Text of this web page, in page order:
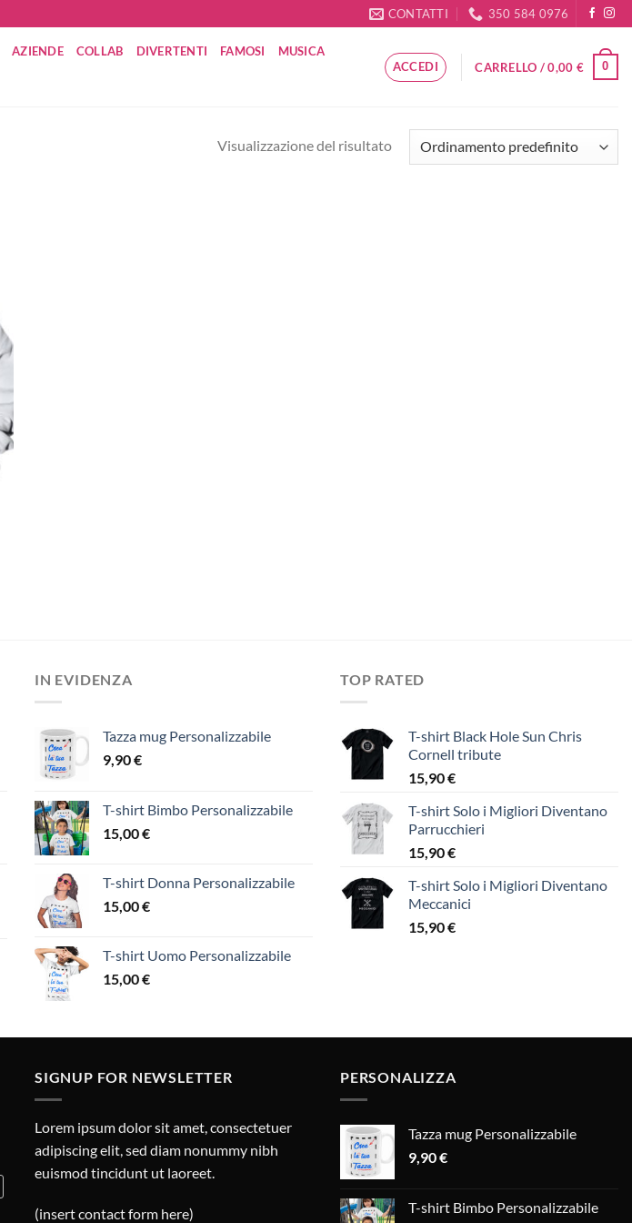
CONTATTI 350 584 0976
AZIENDE COLLAB DIVERTENTI FAMOSI MUSICA
ACCEDI CARRELLO /0,00 € 0
Visualizzazione del risultato
IN EVIDENZA
Tazza mug Personalizzabile
9,90€
T-shirt Bimbo Personalizzabile
15,00€
T-shirt Donna Personalizzabile
15,00€
T-shirt Uomo Personalizzabile
15,00€
TOP RATED
T-shirt Black Hole Sun Chris
Cornell tribute
15,90€
T-shirt Solo i Migliori Diventano
Parrucchieri
15,90€
T-shirt Solo i Migliori Diventano
Meccanici
15,90€
SIGNUP FOR NEWSLETTER
Lorem ipsum dolor sit amet, consectetuer
adipiscing elit, sed diam nonummy nibh
euismod tincidunt ut laoreet.
(insert contact form here)
PERSONALIZZA
Tazza mug Personalizzabile
9,90€
T-shirt Bimbo Personalizzabile